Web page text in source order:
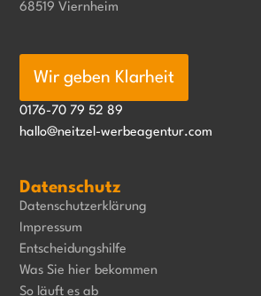
68519 Viernheim
Wir geben Klarheit
0176-70 79 52 89
hallo@neitzel-werbeagentur.com
Datenschutz
Datenschutzerklärung
Impressum
Entscheidungshilfe
Was Sie hier bekommen
So läuft es ab